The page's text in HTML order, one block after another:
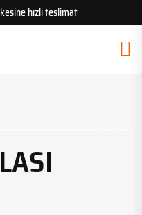
hızlı teslimat